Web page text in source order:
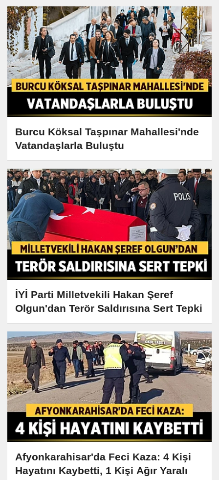
Burcu Köksal Taşpınar Mahallesi'nde
Vatandaşlarla Buluştu
İYİ Parti Milletvekili Hakan Şeref
Olgun'dan Terör Saldırısına Sert Tepki
Afyonkarahisar'da Feci Kaza: 4 Kişi
Hayatını Kaybetti, 1 Kişi Ağır Yaralı